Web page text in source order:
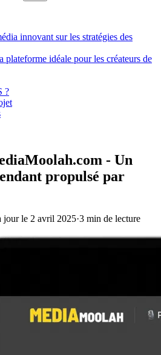
innovant sur les stratégies des
plateforme idéale pour les créateurs de
?
- Un
propulsé par
jour le 2 avril 2025·3 min de lecture